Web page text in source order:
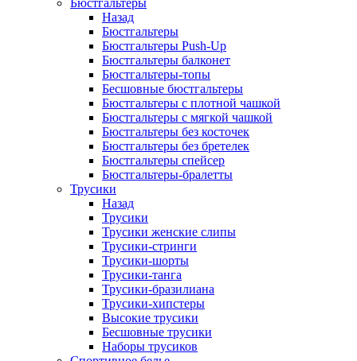
Бюстгальтеры
Назад
Бюстгальтеры
Бюстгальтеры Push-Up
Бюстгальтеры балконет
Бюстгальтеры-топы
Бесшовные бюстгальтеры
Бюстгальтеры с плотной чашкой
Бюстгальтеры с мягкой чашкой
Бюстгальтеры без косточек
Бюстгальтеры без бретелек
Бюстгальтеры спейсер
Бюстгальтеры-бралетты
Трусики
Назад
Трусики
Трусики женские слипы
Трусики-стринги
Трусики-шорты
Трусики-танга
Трусики-бразилиана
Трусики-хипстеры
Высокие трусики
Бесшовные трусики
Наборы трусиков